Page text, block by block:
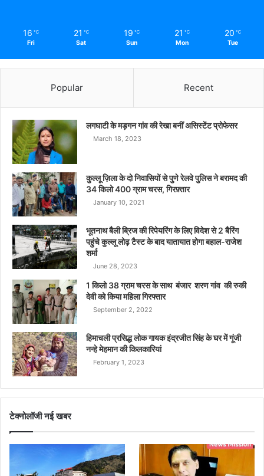
16 ℃
Fri
21 ℃
Sat
19 ℃
Sun
21 ℃
Mon
20 ℃
Tue
Popular Recent
लगघाटी के मड़गन गांव की रेखा बनीं असिस्टेंट प्रोफेसर
March 18, 2023
कुल्लू ज़िला के दो निवासियों से पुणे रेलवे पुलिस ने बरामद की
34 किलो 400 ग्राम चरस, गिरफ़्तार
January 10, 2021
भूतनाथ बैली ब्रिज की रिपेयरिंग के लिए विदेश से 2 बैरिंग
पहुंचे कुल्लू लोढ़ टैस्ट के बाद यातायात होगा बहाल-राजेश
शर्मा
June 28, 2023
1 किलो 38 ग्राम चरस के साथ बंजार शरण गांव की रुकी
देवी को किया महिला गिरफ्तार
September 2, 2022
हिमाचली प्रसिद्ध लोक गायक इंद्रजीत सिंह के घर में गूंजी
नन्हे मेहमान की किलकारियां
February 1, 2023
टेक्नोलॉजी नई खबर